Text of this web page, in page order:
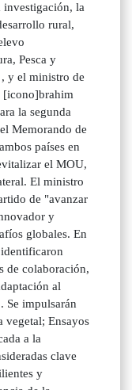
investigación, la
rural,
Pesca y
y el ministro de
[icono]brahim
la segunda
Memorando de
países en
el MOU,
El ministro
de "avanzar
y
globales. En
de colaboración,
al
Se impulsarán
vegetal; Ensayos
a la
clave
y